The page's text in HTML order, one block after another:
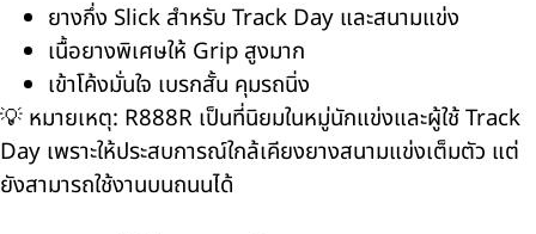
ยางกึ่ง Slick สำหรับ Track Day และสนามแข่ง
เนื้อยางพิเศษให้ Grip สูงมาก
เข้าโค้งมั่นใจ เบรกสั้น คุมรถนิ่ง
💡 หมายเหตุ: R888R เป็นที่นิยมในหมู่นักแข่งและผู้ใช้ Track
Day เพราะให้ประสบการณ์ใกล้เคียงยางสนามแข่งเต็มตัว แต่
ยังสามารถใช้งานบนถนนได้